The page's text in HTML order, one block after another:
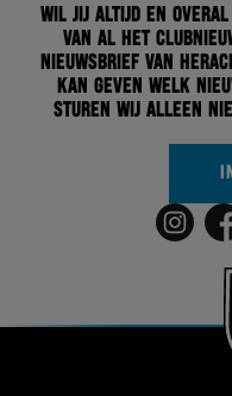
Wil jij altijd en overal
van al het
nieuwsbrief van
kan geven welk
sturen wij alleen